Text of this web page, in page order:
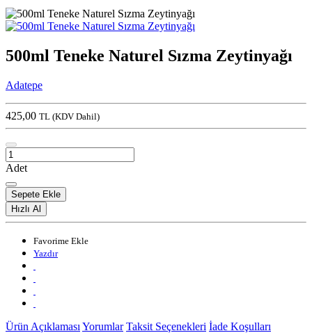
500ml Teneke Naturel Sızma Zeytinyağı
Adatepe
425,00 TL (KDV Dahil)
Adet
Sepete Ekle
Hızlı Al
Favorime Ekle
Yazdır
Ürün Açıklaması Yorumlar Taksit Seçenekleri İade Koşulları